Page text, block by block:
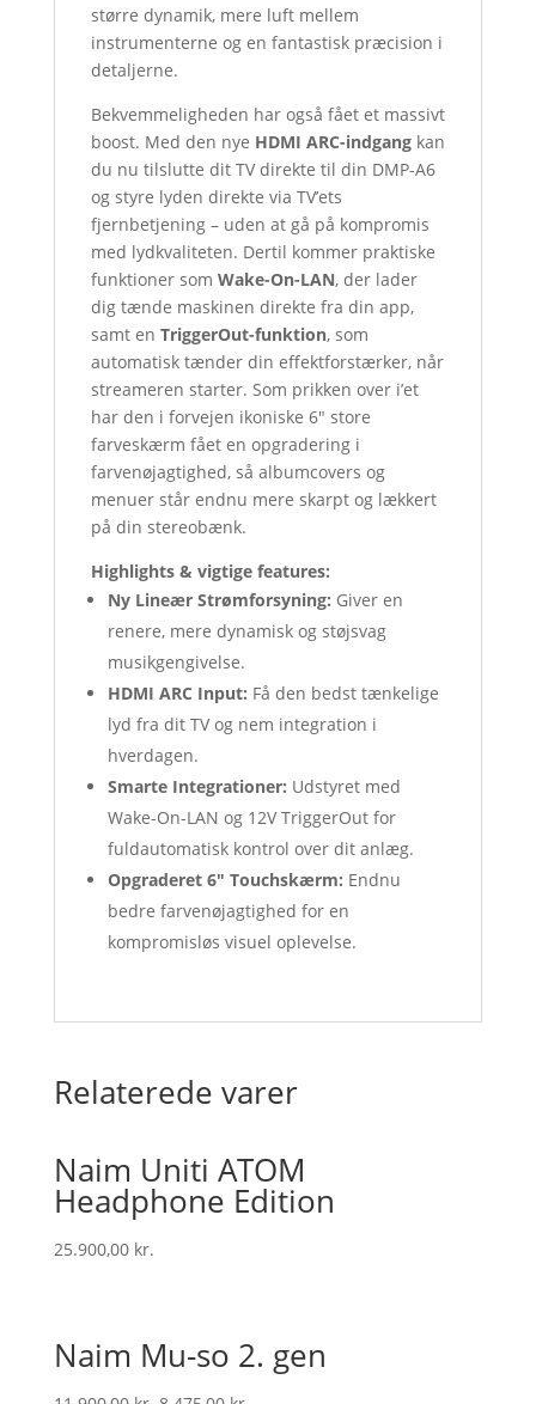
større dynamik, mere luft mellem
instrumenterne og en fantastisk præcision i
detaljerne.
Bekvemmeligheden har også fået et massivt
boost. Med den nye HDMI ARC-indgangkan
du nu tilslutte dit TV direkte til din DMP-A6
og styre lyden direkte via TV’ets
fjernbetjening – uden at gå på kompromis
med lydkvaliteten. Dertil kommer praktiske
funktioner som Wake-On-LAN, der lader
dig tænde maskinen direkte fra din app,
samt en TriggerOut-funktion, som
automatisk tænder din effektforstærker, når
streameren starter. Som prikken over i’et
har den i forvejen ikoniske 6″ store
farveskærm fået en opgradering i
farvenøjagtighed, så albumcovers og
menuer står endnu mere skarpt og lækkert
på din stereobænk.
Highlights & vigtige features:
Ny Lineær Strømforsyning: Giver en
renere, mere dynamisk og støjsvag
musikgengivelse.
HDMI ARC Input: Få den bedst tænkelige
lyd fra dit TV og nem integration i
hverdagen.
Smarte Integrationer: Udstyret med
Wake-On-LAN og 12V TriggerOut for
fuldautomatisk kontrol over dit anlæg.
Opgraderet 6″ Touchskærm: Endnu
bedre farvenøjagtighed for en
kompromisløs visuel oplevelse.
Relaterede varer
Naim Uniti ATOM
Headphone Edition
25.900,00 kr.
Naim Mu-so 2. gen